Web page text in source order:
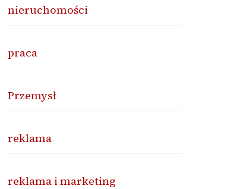
nieruchomości
praca
Przemysł
reklama
reklama i marketing